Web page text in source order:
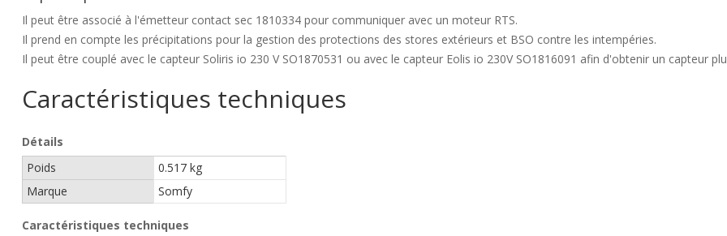
Il peut être associé à l'émetteur contact sec 1810334 pour communiquer avec un moteur RTS.
Il prend en compte les précipitations pour la gestion des protections des stores extérieurs et BSO contre les intempéries.
Il peut être couplé avec le capteur Soliris io 230 V SO1870531 ou avec le capteur Eolis io 230V SO1816091 afin d'obtenir un capteur
Caractéristiques techniques
Détails
Poids
0.517 kg
Marque
Somfy
Caractéristiques techniques